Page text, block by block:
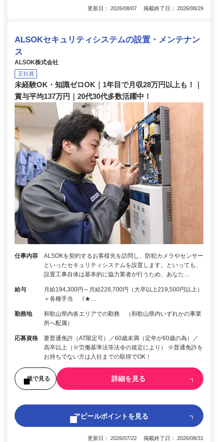
更新日： 2026/08/07 掲載終了日： 2026/08/29
ALSOKセキュリティシステムの設置・メンテナン
ス
ALSOK株式会社
正社員
未経験OK・知識ゼロOK｜1年目で月収28万円以上も！｜
賞与平均137万円｜20代30代多数活躍中！
仕事内容
ALSOKを契約するお客様先を訪問し、防犯カメラやセンサー
といったセキュリティシステムを設置します。といっても、
設置工事自体は基本的に協力業者が行うため、あなた…
給与
月給194,300円～月給228,700円（大卒以上219,500円以上）
＋各種手当 《★…
勤務地
和歌山県内各エリアでの勤務 （和歌山県内いずれかの事業
所へ配属）
応募資格
要普通免許（AT限定可）／60歳未満（定年が60歳の為）／
高卒以上（※労働基準法等法令の規定により） ※普通免許を
お持ちでない方は入社までの取得でOK！
後で見る 詳細を見る
アピールポイントを見る
更新日： 2026/07/22 掲載終了日： 2026/08/31